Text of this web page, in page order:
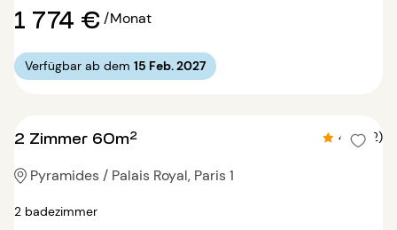
1 774 €/Monat
Verfügbar ab dem 15 Feb. 2027
2 Zimmer 60m² 4.9 (32)
Pyramides / Palais Royal, Paris 1
2 badezimmer